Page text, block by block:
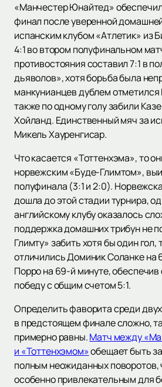
«Манчестер Юнайтед»
финал после уверенной
испанским клубом «Атлетик» из
4:1 во втором полуфинальном
противостояния составил 7:1 в
дьяволов», хотя борьба была
манкунианцев дублем
также по одному голу забили
Хойланд. Единственный мяч за
Микель Хауренгисар.
Что касается «Тоттенхэма», то
норвежским «Буде-Глимтом»,
полуфинала (3:1 и 2:0).
дошла до этой стадии турнира,
английскому клубу оказалось
поддержка домашних трибун не
Глимту» забить хотя бы один гол,
отличились Доминик Соланке на
Порро на 69-й минуте,
победу с общим счетом 5:1.
Определить фаворита среди
в предстоящем финале сложно,
примерно равны.Матч между
и «Тоттенхэмом»обещает быть
полным неожиданных поворотов,
особенно привлекательным для